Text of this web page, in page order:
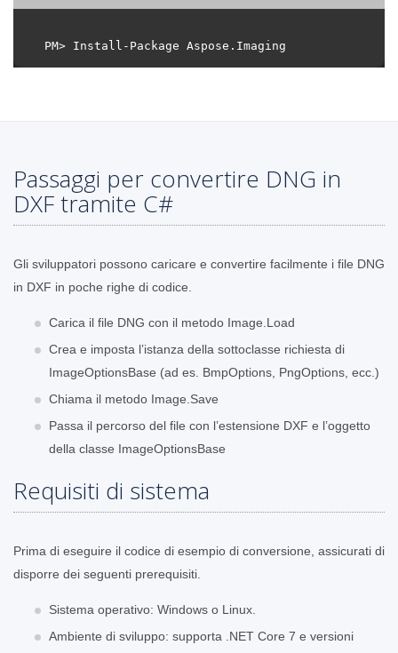
Passaggi per convertire DNG in
DXF tramite C#
Gli sviluppatori possono caricare e convertire facilmente i file DNG
in DXF in poche righe di codice.
Carica il file DNG con il metodo Image.Load
Crea e imposta l’istanza della sottoclasse richiesta di
ImageOptionsBase (ad es. BmpOptions, PngOptions, ecc.)
Chiama il metodo Image.Save
Passa il percorso del file con l’estensione DXF e l’oggetto
della classe ImageOptionsBase
Requisiti di sistema
Prima di eseguire il codice di esempio di conversione, assicurati di
disporre dei seguenti prerequisiti.
Sistema operativo: Windows o Linux.
Ambiente di sviluppo: supporta .NET Core 7 e versioni